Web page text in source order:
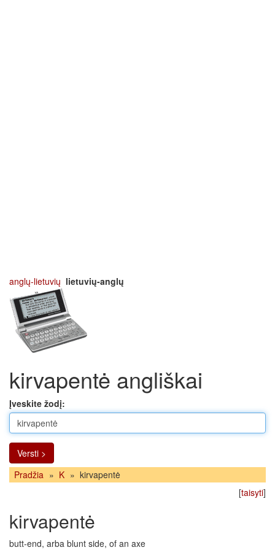
anglų-lietuvių lietuvių-anglų
kirvapentė angliškai
Įveskite žodį:
Versti >
Pradžia » K » kirvapentė
[taisyti]
kirvapentė
butt-end, arba blunt side, of an axe